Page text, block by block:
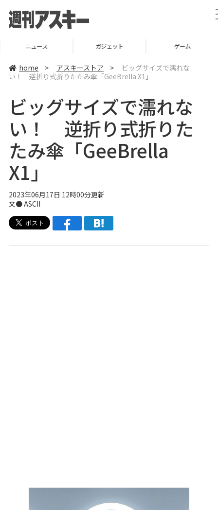
ニュース ガジェット ゲーム
home > アスキーストア >
ビッグサイズで濡れな
い！ 逆折り式折りたたみ傘「GeeBrella X1」
ビッグサイズで濡れな
い！ 逆折り式折りた
たみ傘「GeeBrella
X1」
2023年06月17日 12時00分更新
文● ASCII